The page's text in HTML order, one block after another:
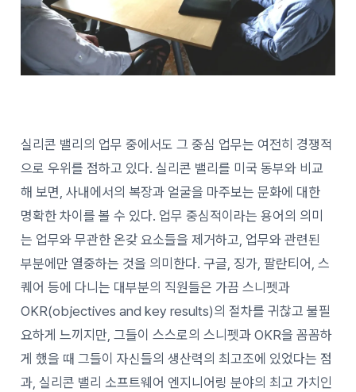
실리콘 밸리의 업무 중에서도 그 중심 업무는 여전히 경쟁적
으로 우위를 점하고 있다. 실리콘 밸리를 미국 동부와 비교
해 보면, 사내에서의 복장과 얼굴을 마주보는 문화에 대한
명확한 차이를 볼 수 있다. 업무 중심적이라는 용어의 의미
는 업무와 무관한 온갖 요소들을 제거하고, 업무와 관련된
부분에만 열중하는 것을 의미한다. 구글, 징가, 팔란티어, 스
퀘어 등에 다니는 대부분의 직원들은 가끔 스니펫과
OKR(objectives and key results)의 절차를 귀찮고 불필
요하게 느끼지만, 그들이 스스로의 스니펫과 OKR을 꼼꼼하
게 했을 때 그들이 자신들의 생산력의 최고조에 있었다는 점
과, 실리콘 밸리 소프트웨어 엔지니어링 분야의 최고 가치인